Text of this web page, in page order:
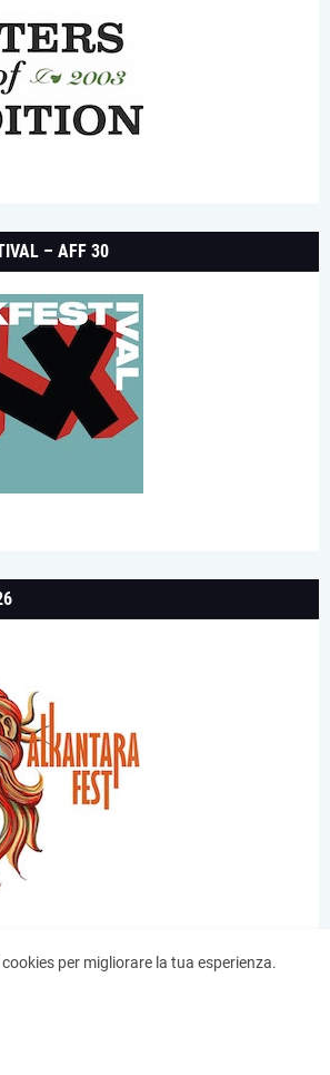
– AFF 30
per migliorare la tua esperienza.